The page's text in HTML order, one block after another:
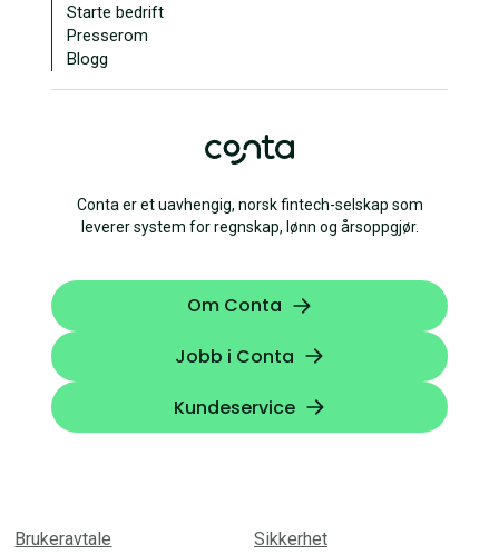
Conta er et uavhengig, norsk fintech-selskap som
leverer system for regnskap, lønn og årsoppgjør.
Om Conta
Jobb i Conta
Kundeservice
Starte bedrift
Presserom
Blogg
Brukeravtale Sikkerhet